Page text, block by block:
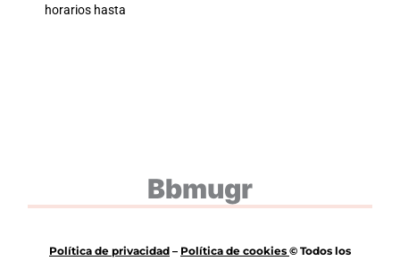
horarios hasta
Bbmugr
Política de privacidad – Política de cookies © Todos los